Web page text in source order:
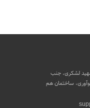
شهید لشکری، جنب
ساختمان هم